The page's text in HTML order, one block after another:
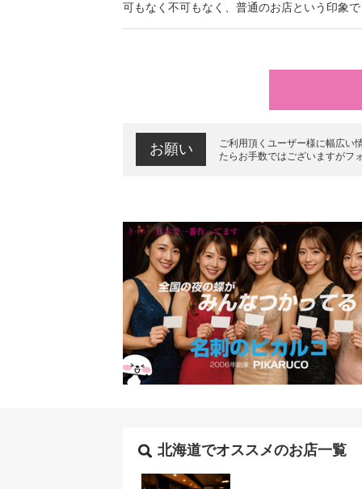
可もなく不可もなく、普通のお店という印象
お願い
ご利用頂くユーザー様に幅広い
たらお手数ではございますがフ
北海道でオススメのお店一覧